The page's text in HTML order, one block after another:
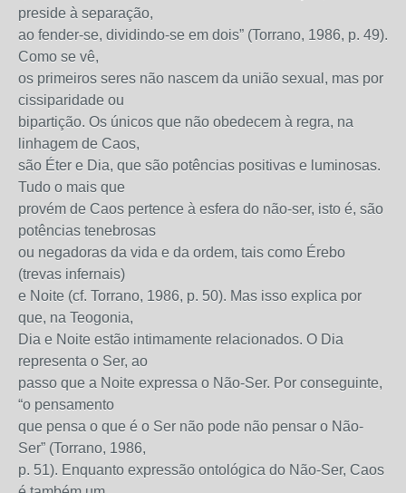
preside à separação,
ao fender-se, dividindo-se em dois” (Torrano, 1986, p. 49).
Como se vê,
os primeiros seres não nascem da união sexual, mas por
cissiparidade ou
bipartição. Os únicos que não obedecem à regra, na
linhagem de Caos,
são Éter e Dia, que são potências positivas e luminosas.
Tudo o mais que
provém de Caos pertence à esfera do não-ser, isto é, são
potências tenebrosas
ou negadoras da vida e da ordem, tais como Érebo
(trevas infernais)
e Noite (cf. Torrano, 1986, p. 50). Mas isso explica por
que, na Teogonia,
Dia e Noite estão intimamente relacionados. O Dia
representa o Ser, ao
passo que a Noite expressa o Não-Ser. Por conseguinte,
“o pensamento
que pensa o que é o Ser não pode não pensar o Não-
Ser” (Torrano, 1986,
p. 51). Enquanto expressão ontológica do Não-Ser, Caos